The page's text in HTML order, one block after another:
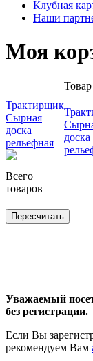
Клубная
Наши
Моя
Товар
Трактирщик
Сырная
доска
рельефная
доска
Всего
товаров
Уважаемый
без регистрации.
Если Вы
рекомендуем Вам